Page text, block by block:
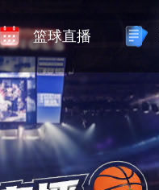
篮球直播